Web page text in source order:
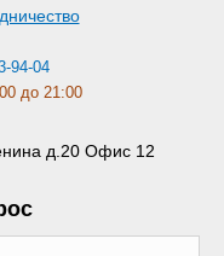
94-04
до 21:00
д.20 Офис 12